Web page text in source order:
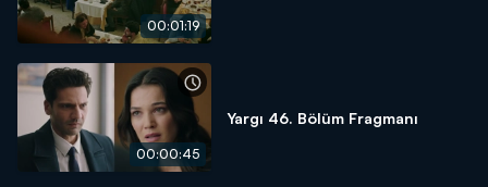
00:01:19
00:00:45
Yargı 46. Bölüm Fragmanı